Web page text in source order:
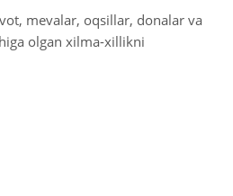
mevalar, oqsillar, donalar va
olgan xilma-xillikni